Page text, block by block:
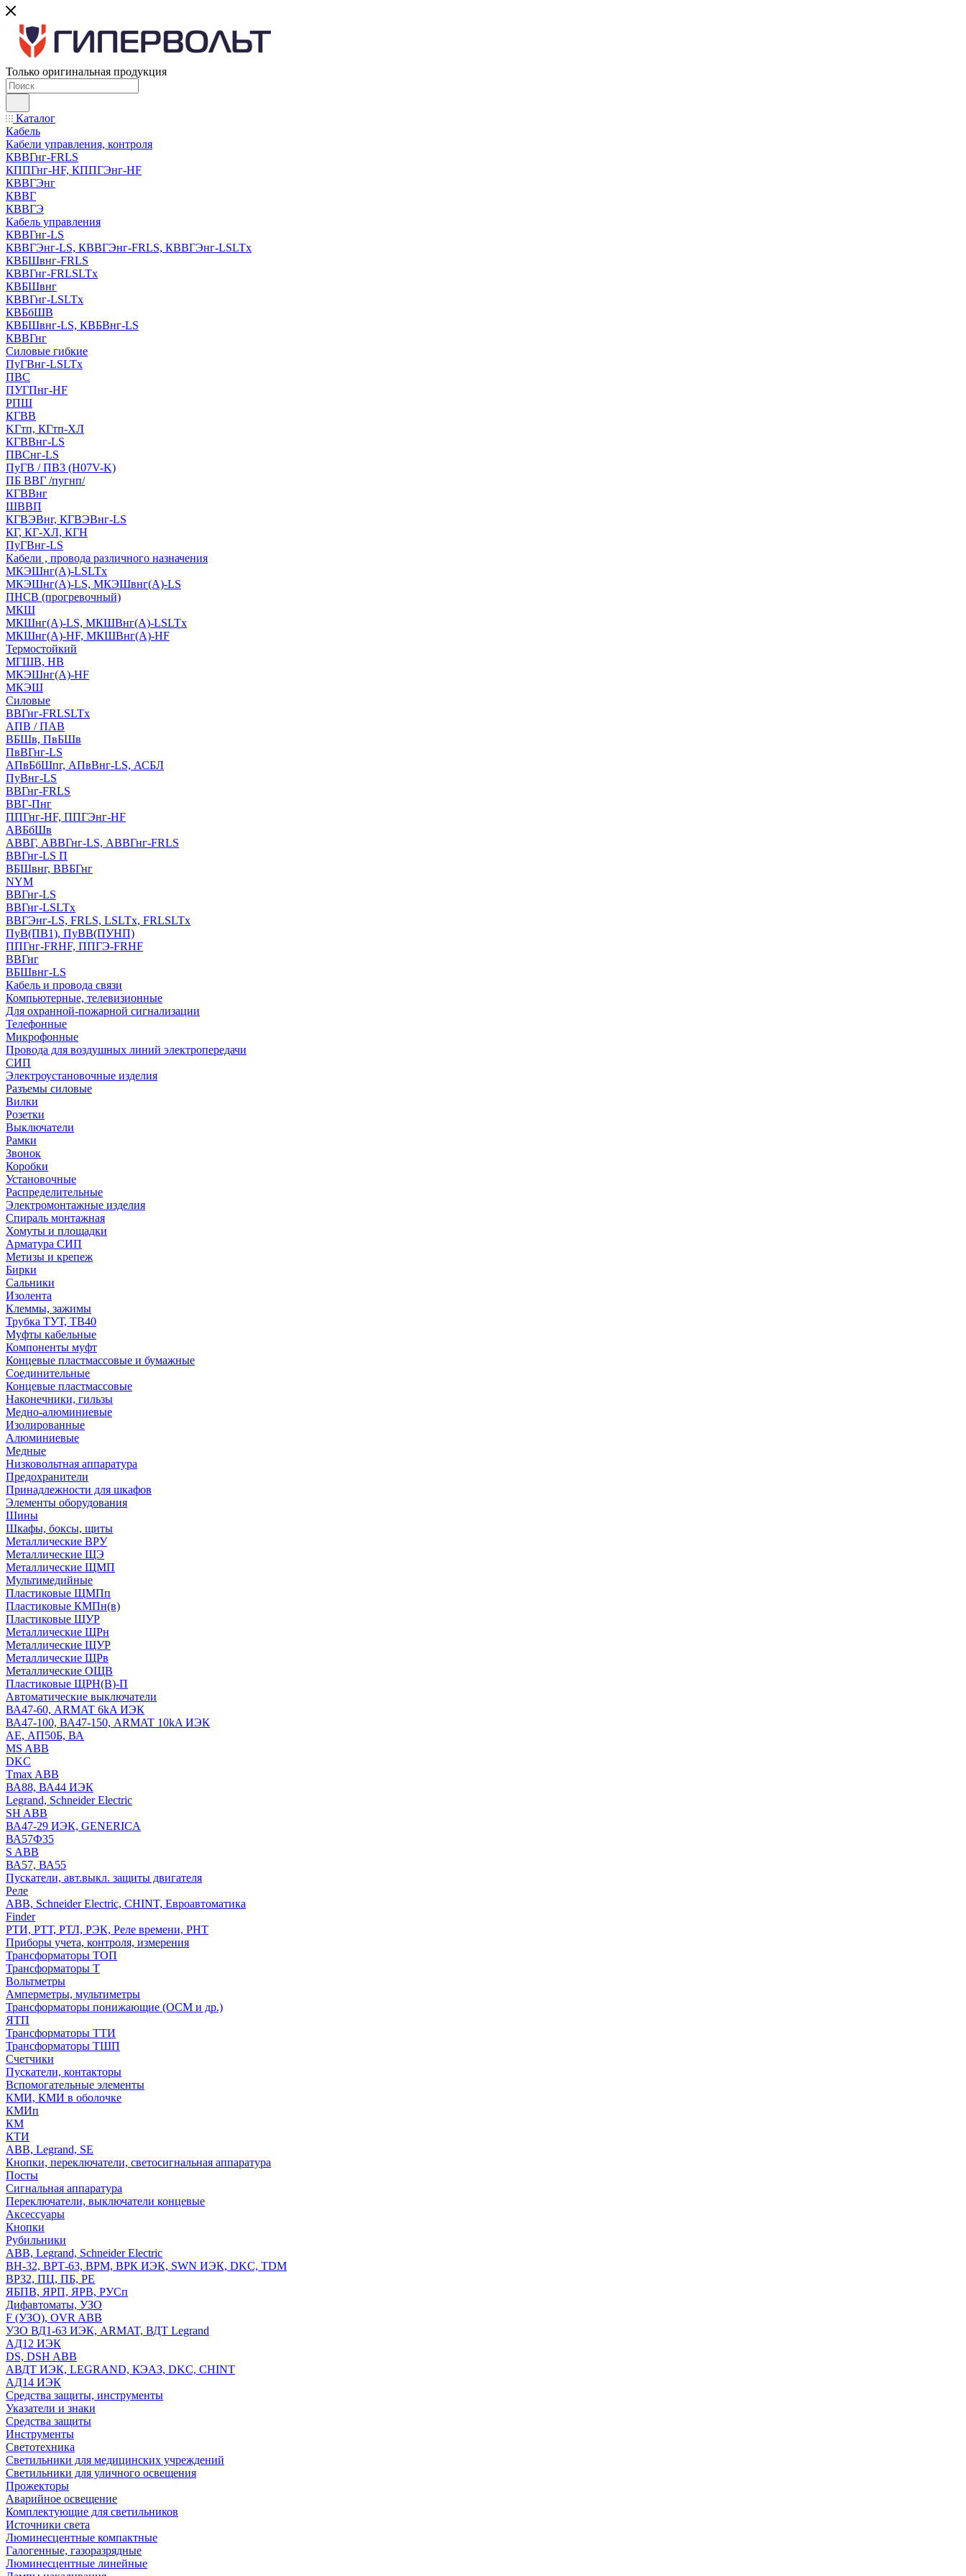
Только оригинальная продукция
Каталог
Кабель
Кабели управления, контроля
КВВГнг-FRLS
КППГнг-HF, КППГЭнг-HF
КВВГЭнг
КВВГ
КВВГЭ
Кабель управления
КВВГнг-LS
КВВГЭнг-LS, КВВГЭнг-FRLS, КВВГЭнг-LSLTx
КВБШвнг-FRLS
КВВГнг-FRLSLTx
КВБШвнг
КВВГнг-LSLTx
КВБбШВ
КВБШвнг-LS, КВБВнг-LS
КВВГнг
Силовые гибкие
ПуГВнг-LSLTx
ПВС
ПУГПнг-HF
РПШ
КГВВ
KГтп, КГтп-ХЛ
КГВВнг-LS
ПВСнг-LS
ПуГВ / ПВ3 (H07V-K)
ПБ ВВГ /пугнп/
КГВВнг
ШВВП
КГВЭВнг, КГВЭВнг-LS
КГ, КГ-ХЛ, КГН
ПуГВнг-LS
Кабели , провода различного назначения
МКЭШнг(А)-LSLTx
МКЭШнг(А)-LS, МКЭШвнг(А)-LS
ПНСВ (прогревочный)
МКШ
МКШнг(А)-LS, МКШВнг(А)-LSLTx
МКШнг(А)-HF, МКШВнг(А)-HF
Термостойкий
МГШВ, НВ
МКЭШнг(А)-HF
МКЭШ
Силовые
ВВГнг-FRLSLTx
АПВ / ПАВ
ВБШв, ПвБШв
ПвВГнг-LS
АПвБбШпг, АПвВнг-LS, АСБЛ
ПуВнг-LS
ВВГнг-FRLS
ВВГ-Пнг
ППГнг-HF, ППГЭнг-HF
АВБбШв
АВВГ, АВВГнг-LS, АВВГнг-FRLS
ВВГнг-LS П
ВБШвнг, ВВБГнг
NYM
ВВГнг-LS
ВВГнг-LSLTx
ВВГЭнг-LS, FRLS, LSLTx, FRLSLTx
ПуВ(ПВ1), ПуВВ(ПУНП)
ППГнг-FRHF, ППГЭ-FRHF
ВВГнг
ВБШвнг-LS
Кабель и провода связи
Компьютерные, телевизионные
Для охранной-пожарной сигнализации
Телефонные
Микрофонные
Провода для воздушных линий электропередачи
СИП
Электроустановочные изделия
Разъемы силовые
Вилки
Розетки
Выключатели
Рамки
Звонок
Коробки
Установочные
Распределительные
Электромонтажные изделия
Спираль монтажная
Хомуты и площадки
Арматура СИП
Метизы и крепеж
Бирки
Сальники
Изолента
Клеммы, зажимы
Трубка ТУТ, ТВ40
Муфты кабельные
Компоненты муфт
Концевые пластмассовые и бумажные
Соединительные
Концевые пластмассовые
Наконечники, гильзы
Медно-алюминиевые
Изолированные
Алюминиевые
Медные
Низковольтная аппаратура
Предохранители
Принадлежности для шкафов
Элементы оборудования
Шины
Шкафы, боксы, щиты
Металлические ВРУ
Металлические ЩЭ
Металлические ЩМП
Мультимедийные
Пластиковые ЩМПп
Пластиковые КМПн(в)
Пластиковые ЩУР
Металлические ЩРн
Металлические ЩУР
Металлические ЩРв
Металлические ОЩВ
Пластиковые ЩРН(В)-П
Автоматические выключатели
ВА47-60, ARMAT 6kA ИЭК
ВА47-100, ВА47-150, ARMAT 10kA ИЭК
АЕ, АП50Б, ВА
MS ABB
DKC
Tmax ABB
ВА88, ВА44 ИЭК
Legrand, Schneider Electric
SH ABB
ВА47-29 ИЭК, GENERICA
ВА57Ф35
S ABB
ВА57, ВА55
Пускатели, авт.выкл. защиты двигателя
Реле
ABB, Schneider Electric, CHINT, Евроавтоматика
Finder
РТИ, РТТ, РТЛ, РЭК, Реле времени, РНТ
Приборы учета, контроля, измерения
Трансформаторы ТОП
Трансформаторы Т
Вольтметры
Амперметры, мультиметры
Трансформаторы понижающие (ОСМ и др.)
ЯТП
Трансформаторы ТТИ
Трансформаторы ТШП
Счетчики
Пускатели, контакторы
Вспомогательные элементы
КМИ, КМИ в оболочке
КМИп
КМ
КТИ
ABB, Legrand, SE
Кнопки, переключатели, светосигнальная аппаратура
Посты
Cигнальная аппаратура
Переключатели, выключатели концевые
Аксессуары
Кнопки
Рубильники
ABB, Legrand, Schneider Electric
ВН-32, ВРТ-63, ВРМ, ВРК ИЭК, SWN ИЭК, DKC, TDM
ВР32, ПЦ, ПБ, РЕ
ЯБПВ, ЯРП, ЯРВ, РУСп
Дифавтоматы, УЗО
F (УЗО), OVR ABB
УЗО ВД1-63 ИЭК, ARMAT, ВДТ Legrand
АД12 ИЭК
DS, DSH ABB
АВДТ ИЭК, LEGRAND, КЭАЗ, DKC, CHINT
АД14 ИЭК
Средства защиты, инструменты
Указатели и знаки
Средства защиты
Инструменты
Светотехника
Светильники для медицинских учреждений
Светильники для уличного освещения
Прожекторы
Аварийное освещение
Комплектующие для светильников
Источники света
Люминесцентные компактные
Галогенные, газоразрядные
Люминесцентные линейные